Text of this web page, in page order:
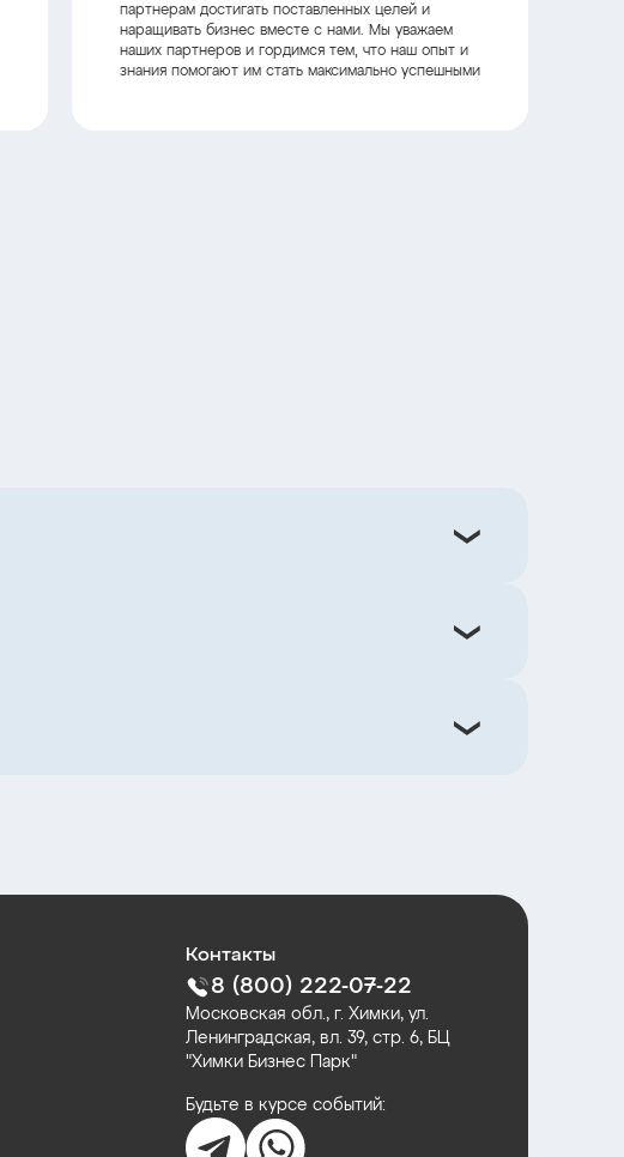
партнерам достигать поставленных целей и
наращивать бизнес вместе с нами. Мы уважаем
наших партнеров и гордимся тем, что наш опыт и
знания помогают им стать максимально успешными
Контакты
8 (800) 222-07-22
Московская обл., г. Химки, ул.
Ленинградская, вл. 39, стр. 6, БЦ
"Химки Бизнес Парк"
Будьте в курсе событий: